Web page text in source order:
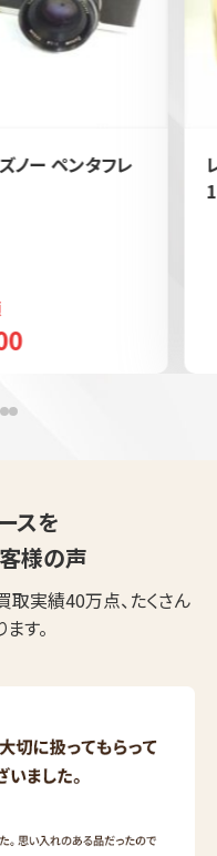
ノー ペンタフレ
スを
様の声
実績40万点、たくさん
す。